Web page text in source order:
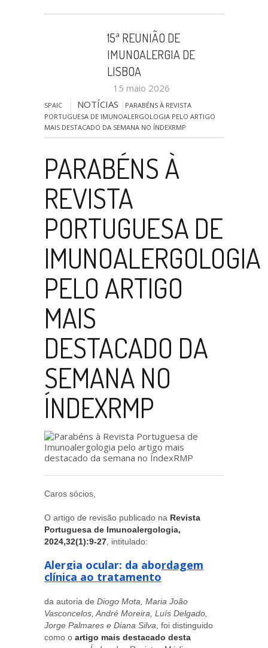
15ª REUNIÃO DE
IMUNOALERGIA DE
LISBOA
15 maio 2026
SPAIC NOTÍCIAS
PARABÉNS À REVISTA
PORTUGUESA DE IMUNOALERGOLOGIA PELO ARTIGO
MAIS DESTACADO DA SEMANA NO ÍNDEXRMP
PARABÉNS À
REVISTA
PORTUGUESA DE
IMUNOALERGOLOGIA
PELO ARTIGO
MAIS
DESTACADO DA
SEMANA NO
ÍNDEXRMP
Caros sócios,
O artigo de revisão publicado na Revista
Portuguesa de Imunoalergologia,
2024,32(1):9-27 , intitulado:
Alergia ocular: da abordagem
clínica ao tratamento
da autoria de Diogo Mota, Maria João
Vasconcelos, André Moreira, Luís Delgado,
Jorge Palmares e Diana Silva , foi distinguido
como o artigo mais destacado desta